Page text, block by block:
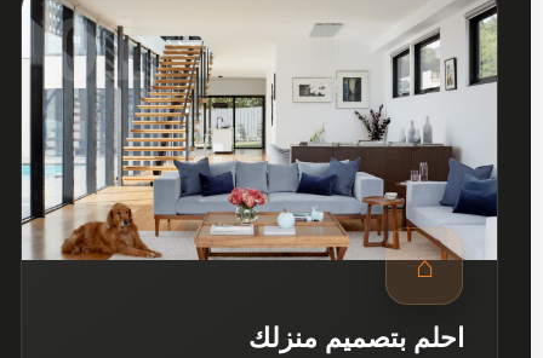
01
⌂
احلم بتصميم منزلك